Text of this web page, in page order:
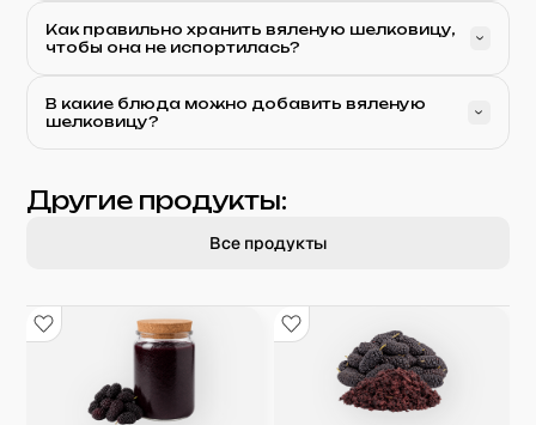
Как правильно хранить вяленую шелковицу,
чтобы она не испортилась?
В какие блюда можно добавить вяленую
шелковицу?
Другие продукты:
Все продукты